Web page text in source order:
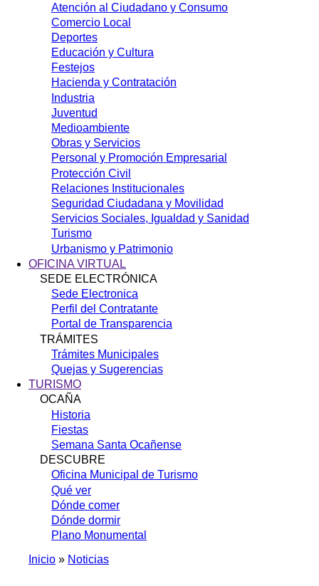
Atención al Ciudadano y Consumo
Comercio Local
Deportes
Educación y Cultura
Festejos
Hacienda y Contratación
Industria
Juventud
Medioambiente
Obras y Servicios
Personal y Promoción Empresarial
Protección Civil
Relaciones Institucionales
Seguridad Ciudadana y Movilidad
Servicios Sociales, Igualdad y Sanidad
Turismo
Urbanismo y Patrimonio
OFICINA VIRTUAL
SEDE ELECTRÓNICA
Sede Electronica
Perfil del Contratante
Portal de Transparencia
TRÁMITES
Trámites Municipales
Quejas y Sugerencias
TURISMO
OCAÑA
Historia
Fiestas
Semana Santa Ocañense
DESCUBRE
Oficina Municipal de Turismo
Qué ver
Dónde comer
Dónde dormir
Plano Monumental
Inicio Noticias